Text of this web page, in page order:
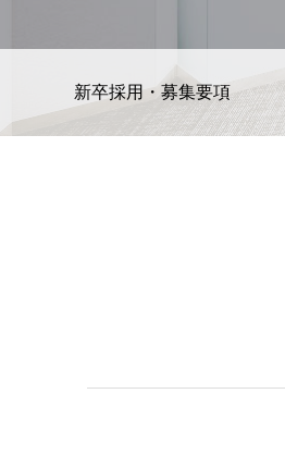
新卒採用・募集要項